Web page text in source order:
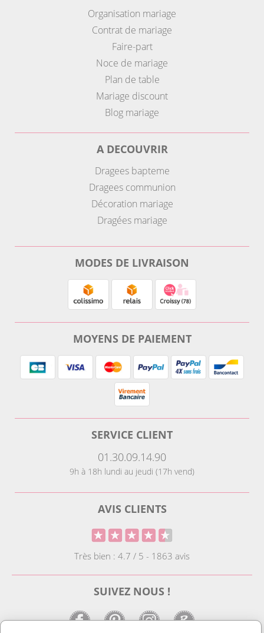
Organisation mariage
Contrat de mariage
Faire-part
Noce de mariage
Plan de table
Mariage discount
Blog mariage
A DECOUVRIR
Dragees bapteme
Dragees communion
Décoration mariage
Dragées mariage
MODES DE LIVRAISON
MOYENS DE PAIEMENT
SERVICE CLIENT
01.30.09.14.90
9h à 18h lundi au jeudi (17h vend)
AVIS CLIENTS
Très bien : 4.7 / 5 - 1863 avis
SUIVEZ NOUS !